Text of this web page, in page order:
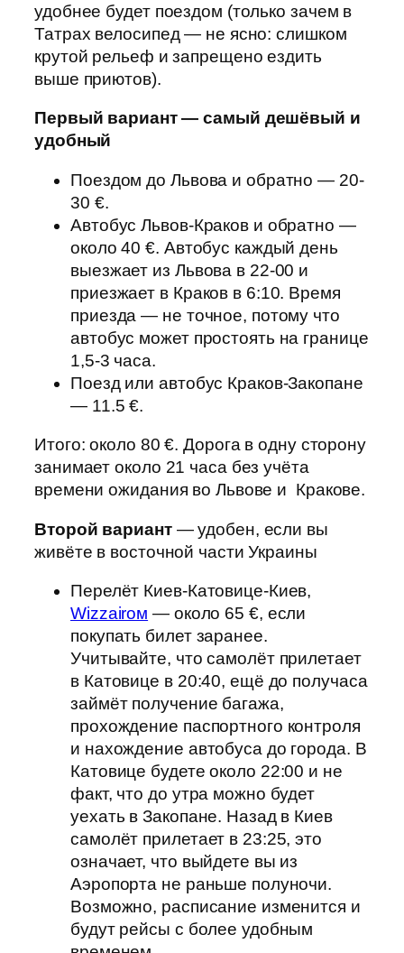
удобнее будет поездом (только зачем в
Татрах велосипед — не ясно: слишком
крутой рельеф и запрещено ездить
выше приютов).
Первый вариант — самый дешёвый и
удобный
Поездом до Львова и обратно — 20-
30 €.
Автобус Львов-Краков и обратно —
около 40 €. Автобус каждый день
выезжает из Львова в 22-00 и
приезжает в Краков в 6:10. Время
приезда — не точное, потому что
автобус может простоять на границе
1,5-3 часа.
Поезд или автобус Краков-Закопане
— 11.5 €.
Итого: около 80 €. Дорога в одну сторону
занимает около 21 часа без учёта
времени ожидания во Львове и Кракове.
Второй вариант— удобен, если вы
живёте в восточной части Украины
Перелёт Киев-Катовице-Киев,
Wizzairом — около 65 €, если
покупать билет заранее.
Учитывайте, что самолёт прилетает
в Катовице в 20:40, ещё до получаса
займёт получение багажа,
прохождение паспортного контроля
и нахождение автобуса до города. В
Катовице будете около 22:00 и не
факт, что до утра можно будет
уехать в Закопане. Назад в Киев
самолёт прилетает в 23:25, это
означает, что выйдете вы из
Аэропорта не раньше полуночи.
Возможно, расписание изменится и
будут рейсы с более удобным